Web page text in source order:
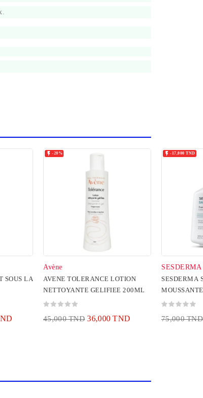
SOUS LA
 -20%
Avène
AVENE TOLERANCE LOTION
NETTOYANTE GELIFIEE 200ML
45,000 TND 36,000 TND
-17,000 TND
SESDERMA
SESDERMA
75,000 TND